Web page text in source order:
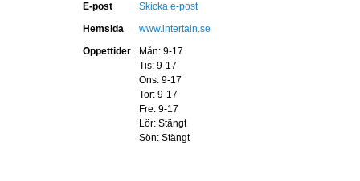
E-post
Skicka e-post
Hemsida
www.intertain.se
Öppettider
Mån: 9-17
Tis: 9-17
Ons: 9-17
Tor: 9-17
Fre: 9-17
Lör: Stängt
Sön: Stängt